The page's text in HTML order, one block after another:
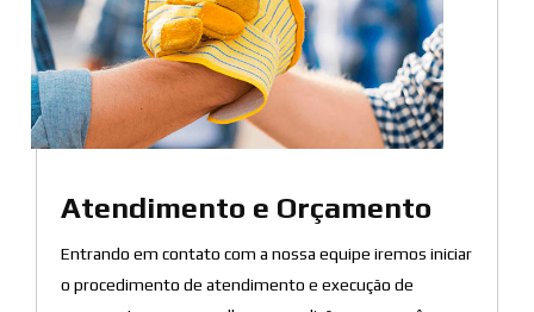
Atendimento e Orçamento
Entrando em contato com a nossa equipe iremos iniciar
o procedimento de atendimento e execução de